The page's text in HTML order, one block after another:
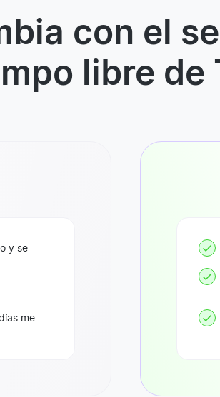
con el
libre de
y se
me